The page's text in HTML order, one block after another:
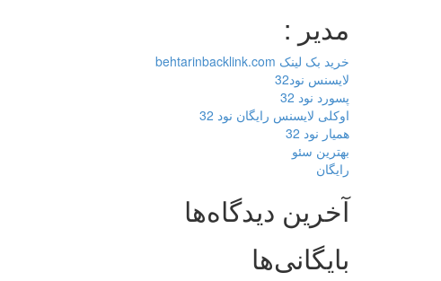
مدیر :
خرید بک لینک behtarinbacklink.com
لایسنس نود32
پسورد نود 32
اوکلی لایسنس رایگان نود 32
همیار نود 32
بهترین سئو
رایگان
آخرین دیدگاه‌ها
بایگانی‌ها